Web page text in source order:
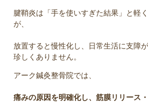
腱鞘炎は「手を使いすぎた結果」と軽
が、
放置すると慢性化し、日常生活に支障
珍しくありません。
アーク鍼灸整骨院では、
痛みの原因を明確化し、筋膜リリース